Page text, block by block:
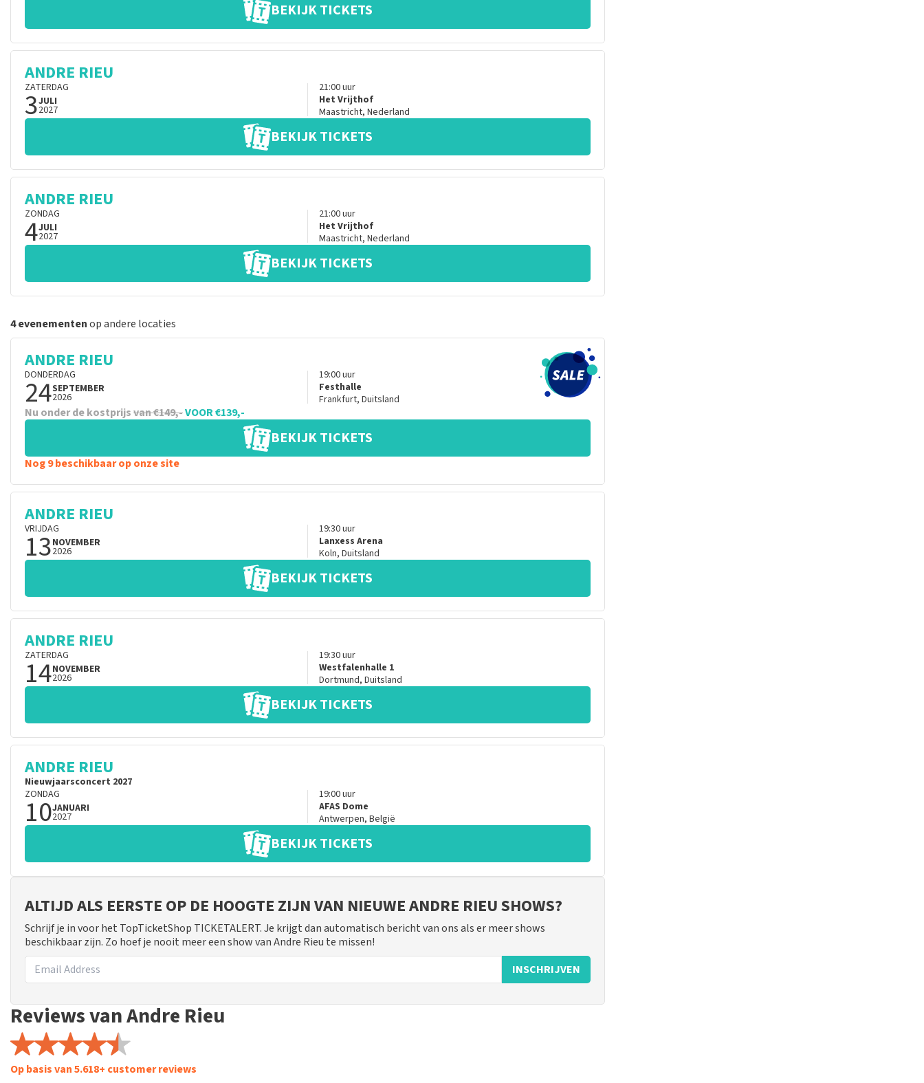
BEKIJK TICKETS
ANDRE RIEU
ZATERDAG
3JULI
2027
21:00uur
Het Vrijthof
Maastricht, Nederland
BEKIJK TICKETS
ANDRE RIEU
ZONDAG
4JULI
2027
21:00uur
Het Vrijthof
Maastricht, Nederland
BEKIJK TICKETS
4 evenementenop andere locaties
ANDRE RIEU
DONDERDAG
24SEPTEMBER
2026
19:00uur
Festhalle
Frankfurt, Duitsland
Nu onder de kostprijsvan €149,-VOOR €139,-
BEKIJK TICKETS
Nog 9 beschikbaar op onze site
ANDRE RIEU
VRIJDAG
13NOVEMBER
2026
19:30uur
Lanxess Arena
Koln, Duitsland
BEKIJK TICKETS
ANDRE RIEU
ZATERDAG
14NOVEMBER
2026
19:30uur
Westfalenhalle 1
Dortmund, Duitsland
BEKIJK TICKETS
ANDRE RIEU
Nieuwjaarsconcert 2027
ZONDAG
10JANUARI
2027
19:00uur
AFAS Dome
Antwerpen, België
BEKIJK TICKETS
ALTIJD ALS EERSTE OP DE HOOGTE ZIJN VAN NIEUWE ANDRE RIEU SHOWS?
Schrijf je in voor het TopTicketShop TICKETALERT. Je krijgt dan automatisch bericht van ons als er meer shows
beschikbaar zijn. Zo hoef je nooit meer een show van Andre Rieu te missen!
INSCHRIJVEN
Reviews van Andre Rieu
Op basis van 5.618+ customer reviews